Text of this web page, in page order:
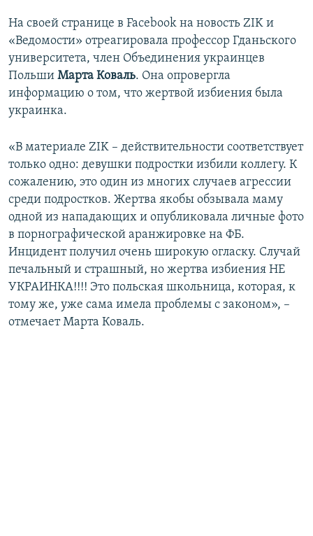
На своей странице в Facebook на новость ZIK и
«Ведомости» отреагировала профессор Гданьского
университета, член Объединения украинцев
Польши Марта Коваль. Она опровергла
информацию о том, что жертвой избиения была
украинка.
«В материале ZIK – действительности соответствует
только одно: девушки подростки избили коллегу. К
сожалению, это один из многих случаев агрессии
среди подростков. Жертва якобы обзывала маму
одной из нападающих и опубликовала личные фото
в порнографической аранжировке на ФБ.
Инцидент получил очень широкую огласку. Случай
печальный и страшный, но жертва избиения НЕ
УКРАИНКА!!!! Это польская школьница, которая, к
тому же, уже сама имела проблемы с законом», –
отмечает Марта Коваль.